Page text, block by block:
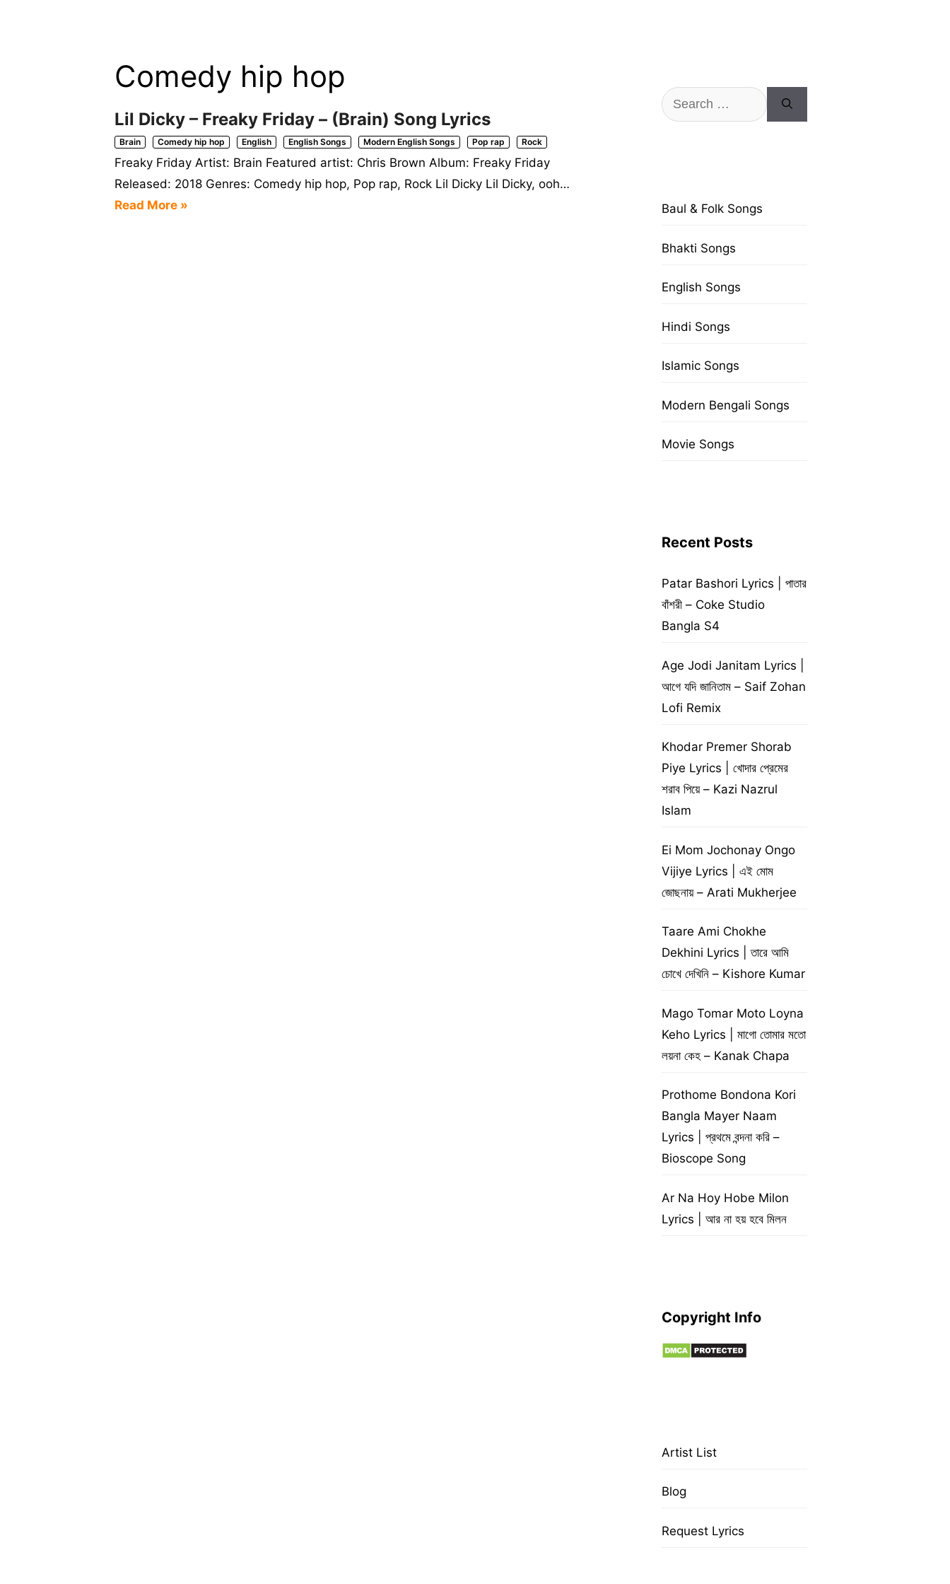
Comedy hip hop
Lil Dicky – Freaky Friday – (Brain) Song Lyrics
Brain Comedy hip hop English English Songs Modern English Songs Pop rap Rock
Freaky Friday Artist: Brain Featured artist: Chris Brown Album: Freaky Friday
Released: 2018 Genres: Comedy hip hop, Pop rap, Rock Lil Dicky Lil Dicky, ooh…
Read More »
Search
for:
Baul & Folk Songs
Bhakti Songs
English Songs
Hindi Songs
Islamic Songs
Modern Bengali Songs
Movie Songs
Recent Posts
Patar Bashori Lyrics | পাতার
বাঁশরী – Coke Studio
Bangla S4
Age Jodi Janitam Lyrics |
আগে যদি জানিতাম – Saif Zohan
Lofi Remix
Khodar Premer Shorab
Piye Lyrics | খোদার প্রেমের
শরাব পিয়ে – Kazi Nazrul
Islam
Ei Mom Jochonay Ongo
Vijiye Lyrics | এই মোম
জোছনায় – Arati Mukherjee
Taare Ami Chokhe
Dekhini Lyrics | তারে আমি
চোখে দেখিনি – Kishore Kumar
Mago Tomar Moto Loyna
Keho Lyrics | মাগো তোমার মতো
লয়না কেহ – Kanak Chapa
Prothome Bondona Kori
Bangla Mayer Naam
Lyrics | প্রথমে বন্দনা করি –
Bioscope Song
Ar Na Hoy Hobe Milon
Lyrics | আর না হয় হবে মিলন
Copyright Info
Artist List
Blog
Request Lyrics